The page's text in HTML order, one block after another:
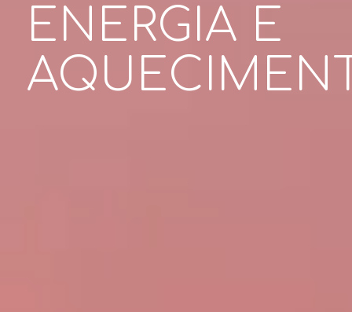
ENERGIA E